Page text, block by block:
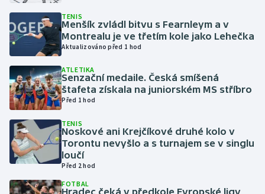
Krasobruslení
Lezení
Lyže a snowboard
Moderní pětiboj
Motorsport
Olympijské hry
Parasport
TENIS
Menšík zvládl bitvu s Fearnleym a v
Montrealu je ve třetím kole jako Lehečka
Aktualizováno před 1 hod
ATLETIKA
Senzační medaile. Česká smíšená
štafeta získala na juniorském MS stříbro
Před 1 hod
TENIS
Noskové ani Krejčíkové druhé kolo v
Torontu nevyšlo a s turnajem se v singlu
loučí
Před 2 hod
FOTBAL
Hradec čeká v předkole Evropské ligy